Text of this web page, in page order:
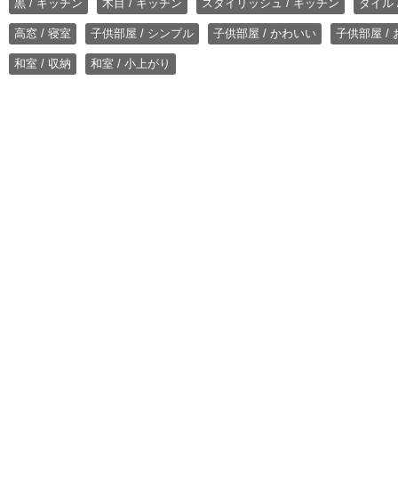
黒 / キッチン 木目 / キッチン スタイリッシュ / キッチン タイル
高窓 / 寝室 子供部屋 / シンプル 子供部屋 / かわいい 子供部屋 /
和室 / 収納 和室 / 小上がり